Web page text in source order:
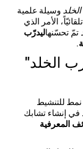
وسيلة علمية
الأمر الذي
تمّ تحسّنهاليدرّب
.
الخلد"
للتنشيط
في إنشاء تشابك
المعرفية